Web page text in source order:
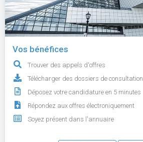
Vos bénéfices
Trouver des appels d'offres
Télécharger des dossiers de consultation
Déposez votre candidature en 5 minutes
Répondez aux offres électroniquement
Soyez présent dans l'annuaire